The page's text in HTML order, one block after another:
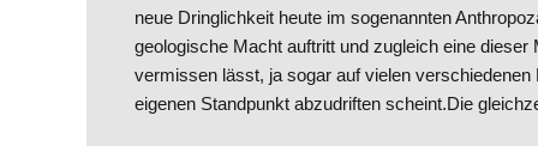
neue Dringlichkeit heute im sogenannten
geologische Macht auftritt und zugleich eine
vermissen lässt, ja sogar auf vielen
eigenen Standpunkt abzudriften scheint.Die